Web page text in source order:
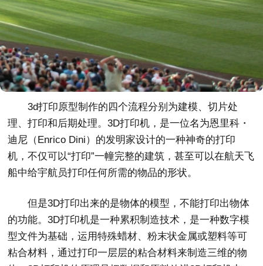
3d打印原型制作的四个流程分别为建模、切片处
理、打印和后期处理。3D打印机，是一位名为恩里科・
迪尼（Enrico Dini）的发明家设计的一种神奇的打印
机，不仅可以“打印”一幢完整的建筑，甚至可以在航天飞
船中给宇航员打印任何所需的物品的形状。
但是3D打印出来的是物体的模型，不能打印出物体
的功能。3D打印机是一种累积制造技术，是一种数字模
型文件为基础，运用特殊蜡材、粉末状金属或塑料等可
粘合材料，通过打印一层层的粘合材料来制造三维的物